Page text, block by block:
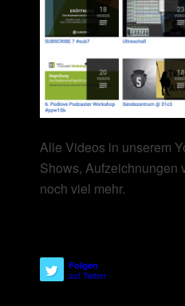
Alle Videos in unserem
Shows, Aufzeichnungen
noch viel mehr.
Folgen
auf Twitter